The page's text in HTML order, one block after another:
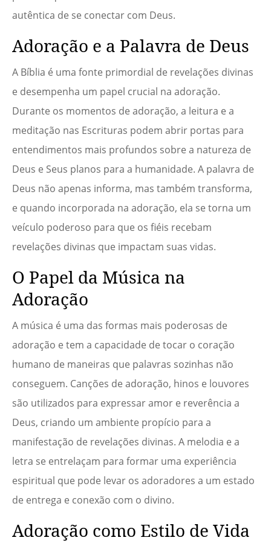
autêntica de se conectar com Deus.
Adoração e a Palavra de Deus
A Bíblia é uma fonte primordial de revelações divinas
e desempenha um papel crucial na adoração.
Durante os momentos de adoração, a leitura e a
meditação nas Escrituras podem abrir portas para
entendimentos mais profundos sobre a natureza de
Deus e Seus planos para a humanidade. A palavra de
Deus não apenas informa, mas também transforma,
e quando incorporada na adoração, ela se torna um
veículo poderoso para que os fiéis recebam
revelações divinas que impactam suas vidas.
O Papel da Música na
Adoração
A música é uma das formas mais poderosas de
adoração e tem a capacidade de tocar o coração
humano de maneiras que palavras sozinhas não
conseguem. Canções de adoração, hinos e louvores
são utilizados para expressar amor e reverência a
Deus, criando um ambiente propício para a
manifestação de revelações divinas. A melodia e a
letra se entrelaçam para formar uma experiência
espiritual que pode levar os adoradores a um estado
de entrega e conexão com o divino.
Adoração como Estilo de Vida